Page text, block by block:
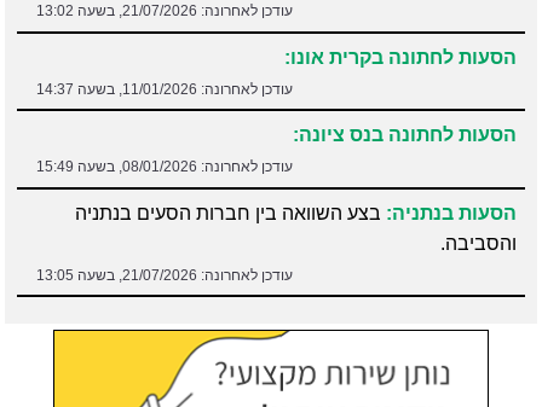
עודכן לאחרונה: 21/07/2026, בשעה 13:02
הסעות לחתונה בקרית אונו:
עודכן לאחרונה: 11/01/2026, בשעה 14:37
הסעות לחתונה בנס ציונה:
עודכן לאחרונה: 08/01/2026, בשעה 15:49
הסעות בנתניה: בצע השוואה בין חברות הסעים בנתניה
והסביבה.
עודכן לאחרונה: 21/07/2026, בשעה 13:05
עודכן לאחרונה: 21/07/2026, בשעה 13:03